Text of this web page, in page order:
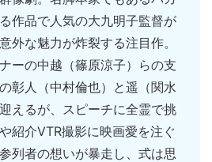
作品で人気の大九明子監督が
外な魅力が炸裂する注目作。
ーの中越（篠原涼子）らの支
彰人（中村倫也）と遥（関水
えるが、スピーチに全霊で挑
紹介VTR撮影に映画愛を注ぐ
列者の想いが暴走し、式は思